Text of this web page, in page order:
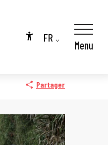
Accessibilité
FR
Menu
Partager